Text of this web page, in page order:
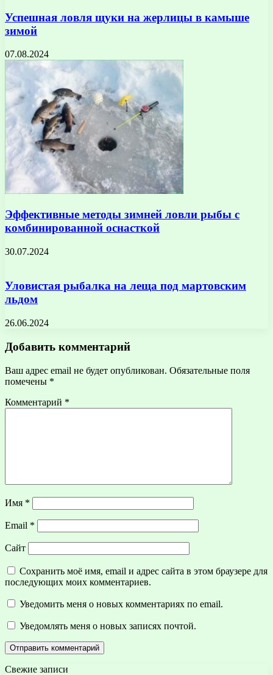
Успешная ловля щуки на жерлицы в камыше
зимой
07.08.2024
Эффективные методы зимней ловли рыбы с
комбинированной оснасткой
30.07.2024
Уловистая рыбалка на леща под мартовским
льдом
26.06.2024
Добавить комментарий
Ваш адрес email не будет опубликован. Обязательные поля
помечены *
Комментарий *
Имя *
Email *
Сайт
Сохранить моё имя, email и адрес сайта в этом браузере для
последующих моих комментариев.
Уведомить меня о новых комментариях по email.
Уведомлять меня о новых записях почтой.
Свежие записи